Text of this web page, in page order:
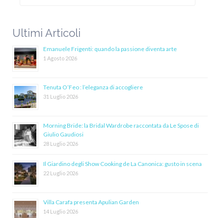
Ultimi Articoli
Emanuele Frigenti: quando la passione diventa arte
1 Agosto 2026
Tenuta O’Feo : l’eleganza di accogliere
31 Luglio 2026
Morning Bride: la Bridal Wardrobe raccontata da Le Spose di
Giulio Gaudiosi
28 Luglio 2026
Il Giardino degli Show Cooking de La Canonica: gusto in scena
22 Luglio 2026
Villa Carafa presenta Apulian Garden
14 Luglio 2026